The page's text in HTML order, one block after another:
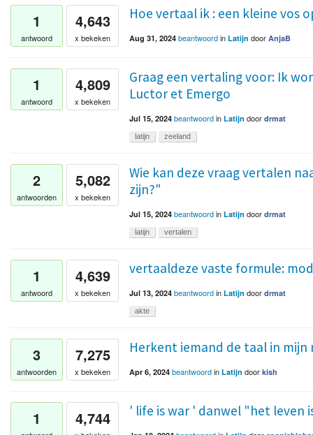
1
antwoord
4,643
x bekeken
Hoe vertaal ik : een kleine vos
Aug 31, 2024 beantwoordin Latijn door AnjaB
1
antwoord
4,809
x bekeken
Graag een vertaling voor: Ik
Luctor et Emergo
Jul 15, 2024 beantwoordin Latijn door drmat
latijn zeeland
2
antwoorden
5,082
x bekeken
Wie kan deze vraag vertalen
zijn?"
Jul 15, 2024 beantwoordin Latijn door drmat
latijn vertalen
1
antwoord
4,639
x bekeken
vertaaldeze vaste formule:
Jul 13, 2024 beantwoordin Latijn door drmat
akte
3
antwoorden
7,275
x bekeken
Herkent iemand de taal in mijn
Apr 6, 2024 beantwoordin Latijn door kish
1 4,744 ' life is war ' danwel "het